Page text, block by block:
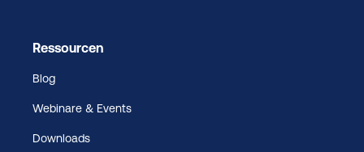
Ressourcen
Blog
Webinare & Events
Downloads